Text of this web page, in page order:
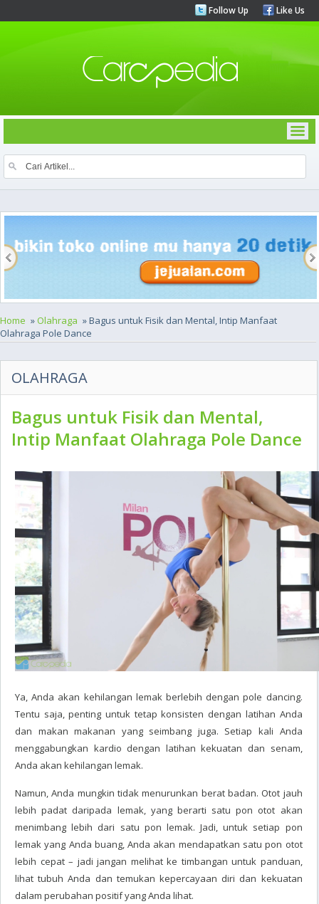
Follow Up Like Us
Home » Olahraga » Bagus untuk Fisik dan Mental, Intip Manfaat
Olahraga Pole Dance
OLAHRAGA
Bagus untuk Fisik dan Mental,
Intip Manfaat Olahraga Pole Dance
Ya, Anda akan kehilangan lemak berlebih dengan pole dancing.
Tentu saja, penting untuk tetap konsisten dengan latihan Anda
dan makan makanan yang seimbang juga. Setiap kali Anda
menggabungkan kardio dengan latihan kekuatan dan senam,
Anda akan kehilangan lemak.
Namun, Anda mungkin tidak menurunkan berat badan. Otot jauh
lebih padat daripada lemak, yang berarti satu pon otot akan
menimbang lebih dari satu pon lemak. Jadi, untuk setiap pon
lemak yang Anda buang, Anda akan mendapatkan satu pon otot
lebih cepat – jadi jangan melihat ke timbangan untuk panduan,
lihat tubuh Anda dan temukan kepercayaan diri dan kekuatan
dalam perubahan positif yang Anda lihat.